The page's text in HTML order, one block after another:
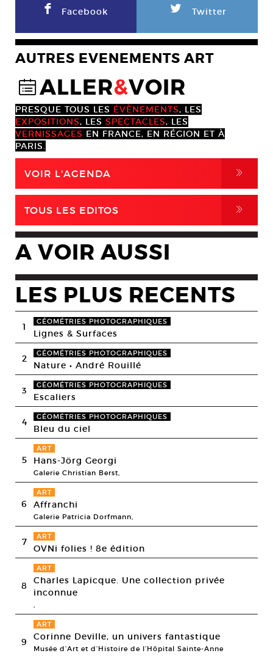
F Facebook L Twitter
AUTRES EVENEMENTS ART
@ALLER&VOIR
PRESQUE TOUS LES ÉVÈNEMENTS, LES
EXPOSITIONS, LES SPECTACLES, LES
VERNISSAGES EN FRANCE, EN RÉGION ET À
PARIS.
VOIR L'AGENDA ,
TOUS LES EDITOS ,
A VOIR AUSSI
LES PLUS RECENTS
1 GÉOMÉTRIES PHOTOGRAPHIQUES
Lignes & Surfaces
2 GÉOMÉTRIES PHOTOGRAPHIQUES
Nature • André Rouillé
3 GÉOMÉTRIES PHOTOGRAPHIQUES
Escaliers
4 GÉOMÉTRIES PHOTOGRAPHIQUES
Bleu du ciel
5
ART
Hans-Jörg Georgi
Galerie Christian Berst,
6
ART
Affranchi
Galerie Patricia Dorfmann,
7 ART
OVNi folies ! 8e édition
8
ART
Charles Lapicque. Une collection privée
inconnue
,
9
ART
Corinne Deville, un univers fantastique
Musée d’Art et d’Histoire de l’Hôpital Sainte-Anne